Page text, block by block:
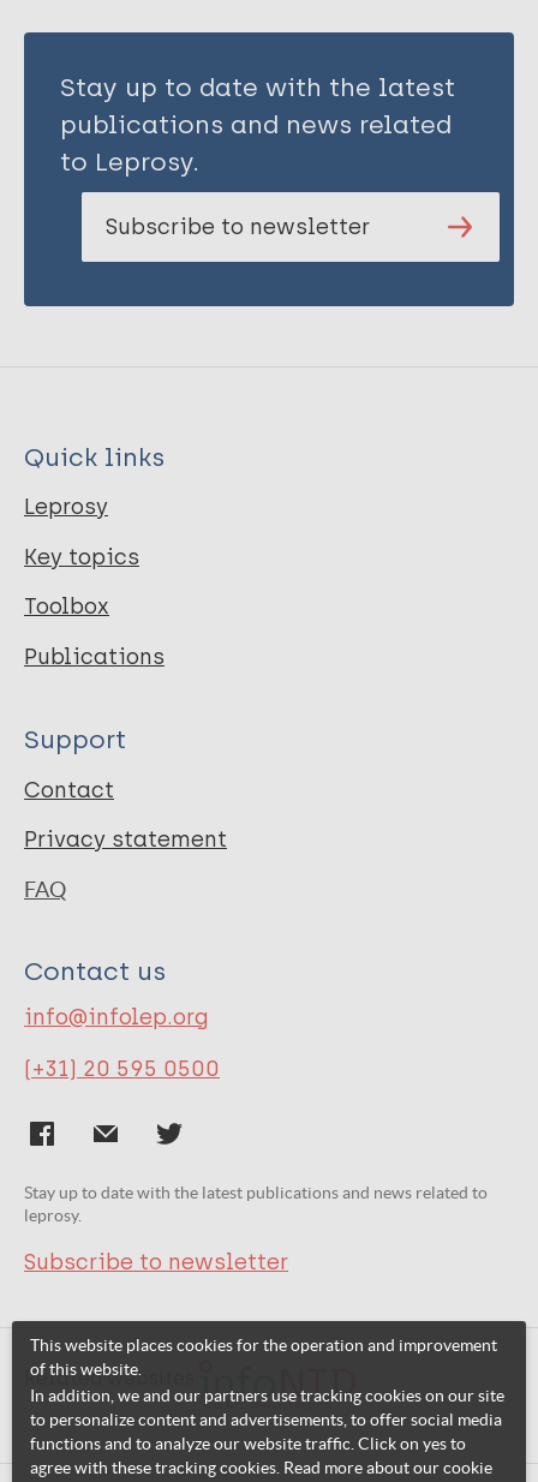
Stay up to date with the latest
publications and news related
to Leprosy.
Subscribe to newsletter
Quick links
Leprosy
Key topics
Toolbox
Publications
Support
Contact
Privacy statement
FAQ
Contact us
info@infolep.org
(+31) 20 595 0500
Stay up to date with the latest publications and news related to
leprosy.
Subscribe to newsletter
Related websites:
This website places cookies for the operation and improvement
of this website.
In addition, we and our partners use tracking cookies on our site
to personalize content and advertisements, to offer social media
functions and to analyze our website traffic. Click on yes to
agree with these tracking cookies. Read more about our cookie